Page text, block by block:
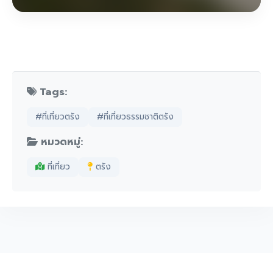
Tags:
#ที่เที่ยวตรัง #ที่เที่ยวธรรมชาติตรัง
หมวดหมู่:
ที่เที่ยว ตรัง